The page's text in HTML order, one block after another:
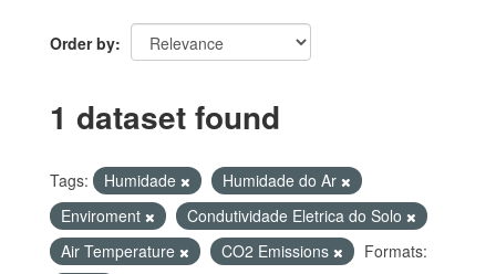
Order by
1 dataset found
Tags: Humidade
Humidade do Ar
Enviroment
Condutividade Eletrica do Solo
Air Temperature
CO2 Emissions
Formats: